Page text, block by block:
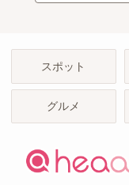
スポット
グルメ